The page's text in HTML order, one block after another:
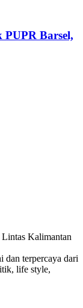
PUPR Barsel,
Kalimantan
dan terpercaya dari
life style,